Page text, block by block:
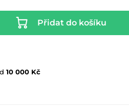
Přidat do košíku
10 000 Kč